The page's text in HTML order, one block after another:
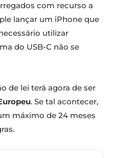
com recurso a
lançar um iPhone que
utilizar
do USB-C não se
de lei terá agora de ser
. Se tal acontecer,
máximo de 24 meses